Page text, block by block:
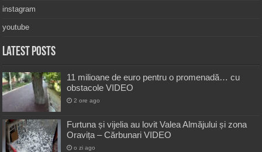
instagram
youtube
Latest Posts
11 milioane de euro pentru o promenadă… cu
obstacole VIDEO
2 ore ago
Furtuna și vijelia au lovit Valea Almăjului și zona
Oravița – Cărbunari VIDEO
o zi ago